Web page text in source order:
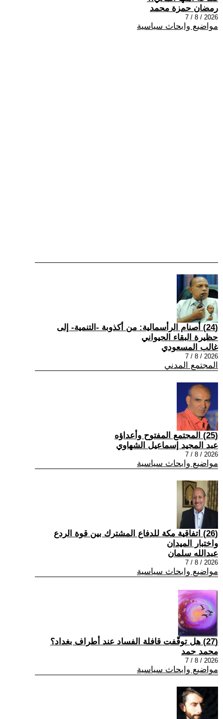
رمضان حمزة محمد
2026 / 8 / 7
مواضيع وابحاث سياسية
(24) أصنام الرأسمالية: من أكذوبة -التنمية- إلى
حظيرة البقاء الحيواني
غالب المسعودي
2026 / 8 / 7
المجتمع المدني
(25) المجتمع المفتوح وأعداؤه
عبد المجيد إسماعيل الشهاوي
2026 / 8 / 7
مواضيع وابحاث سياسية
(26) اتفاقية مكة للدفاع المشترك بين قوة الردع
واختبار الميدان
عبدالله سلمان
2026 / 8 / 7
مواضيع وابحاث سياسية
(27) هل توقّفت قافلة الفساد عند أطراف بغداد؟
محمد حمد
2026 / 8 / 7
مواضيع وابحاث سياسية